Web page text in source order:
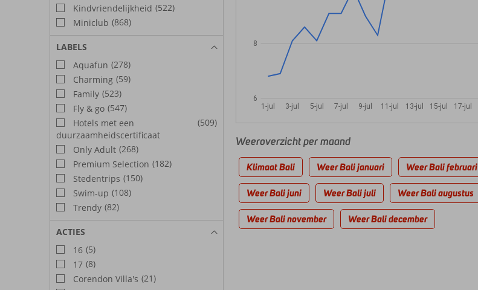
Kindvriendelijkheid (522)
Miniclub (868)
LABELS
Aquafun (278)
Charming (59)
Family (523)
Fly & go (547)
Hotels met een
duurzaamheidscertificaat
(509)
Only Adult (268)
Premium Selection (182)
Stedentrips (150)
Swim-up (108)
Trendy (82)
ACTIES
16 (5)
17 (8)
Corendon Villa's (21)
1-jul 3-jul 5-jul 7-jul 9-jul 11-jul 13-jul 15-jul 17-jul
6
8
Weeroverzicht per maand
Klimaat Bali Weer Bali januari Weer Bali februari
Weer Bali juni Weer Bali juli Weer Bali augustus
Weer Bali november Weer Bali december